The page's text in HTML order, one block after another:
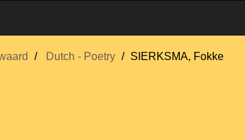
Dutch - Poetry SIERKSMA, Fokke